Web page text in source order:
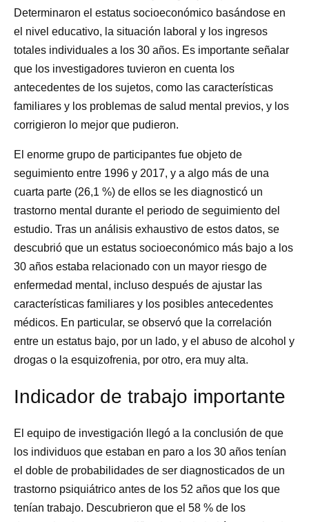
Determinaron el estatus socioeconómico basándose en
el nivel educativo, la situación laboral y los ingresos
totales individuales a los 30 años. Es importante señalar
que los investigadores tuvieron en cuenta los
antecedentes de los sujetos, como las características
familiares y los problemas de salud mental previos, y los
corrigieron lo mejor que pudieron.
El enorme grupo de participantes fue objeto de
seguimiento entre 1996 y 2017, y a algo más de una
cuarta parte (26,1 %) de ellos se les diagnosticó un
trastorno mental durante el periodo de seguimiento del
estudio. Tras un análisis exhaustivo de estos datos, se
descubrió que un estatus socioeconómico más bajo a los
30 años estaba relacionado con un mayor riesgo de
enfermedad mental, incluso después de ajustar las
características familiares y los posibles antecedentes
médicos. En particular, se observó que la correlación
entre un estatus bajo, por un lado, y el abuso de alcohol y
drogas o la esquizofrenia, por otro, era muy alta.
Indicador de trabajo importante
El equipo de investigación llegó a la conclusión de que
los individuos que estaban en paro a los 30 años tenían
el doble de probabilidades de ser diagnosticados de un
trastorno psiquiátrico antes de los 52 años que los que
tenían trabajo. Descubrieron que el 58 % de los